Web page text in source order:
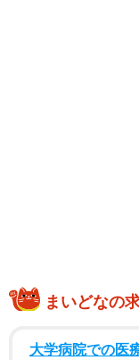
「いつものように
めいたのか、懐中
まいどなの
大学病院での医